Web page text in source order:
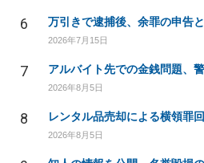
6 万引きで逮捕後、余罪の申告
2026年7月15日
7 アルバイト先での金銭問題、
2026年8月5日
8 レンタル品売却による横領罪
2026年8月5日